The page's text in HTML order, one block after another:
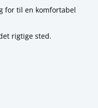
for til en komfortabel
rigtige sted.